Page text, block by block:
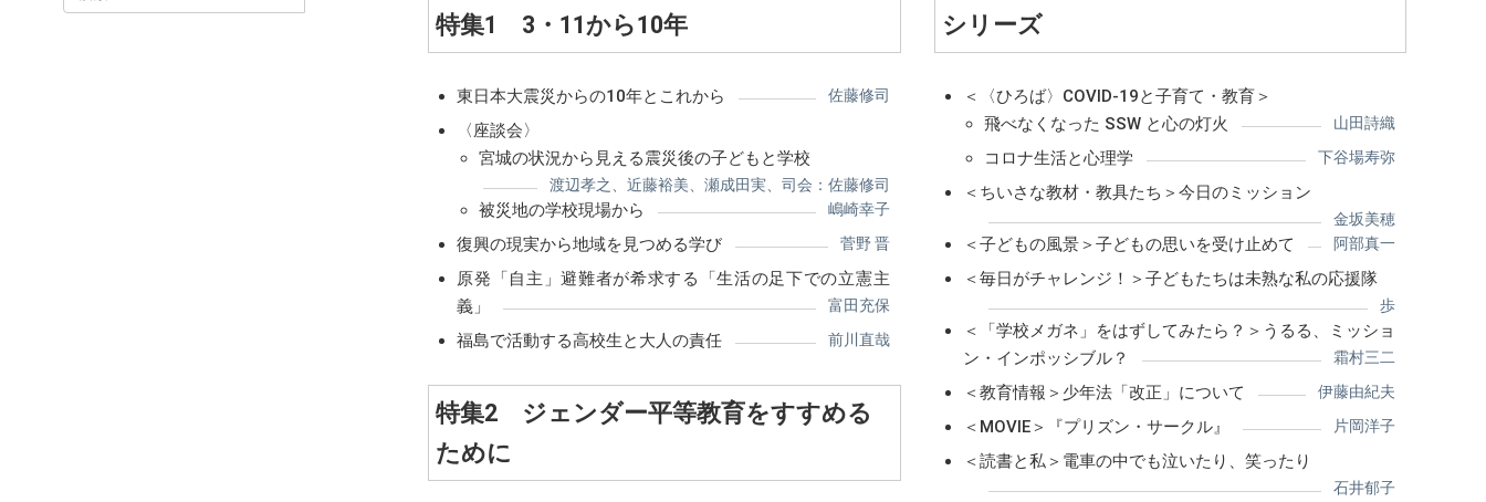
特集1 3・11から10年
東日本大震災からの10年とこれから 佐藤修司
〈座談会〉
宮城の状況から見える震災後の子どもと学校
渡辺孝之、近藤裕美、瀬成田実、司会：佐藤修司
被災地の学校現場から 嶋崎幸子
復興の現実から地域を見つめる学び 菅野 晋
原発「自主」避難者が希求する「生活の足下での立憲主
義」
富田充保
福島で活動する高校生と大人の責任 前川直哉
特集2 ジェンダー平等教育をすすめる
ために
シリーズ
＜〈ひろば〉COVID-19と子育て・教育＞
飛べなくなった SSW と心の灯火
山田詩織
コロナ生活と心理学 下谷場寿弥
＜ちいさな教材・教具たち＞今日のミッション
金坂美穂
＜子どもの風景＞子どもの思いを受け止めて 阿部真一
＜毎日がチャレンジ！＞子どもたちは未熟な私の応援隊
歩
＜「学校メガネ」をはずしてみたら？＞うるる、ミッショ
ン・インポッシブル？
霜村三二
＜教育情報＞少年法「改正」について 伊藤由紀夫
＜MOVIE＞『プリズン・サークル』 片岡洋子
＜読書と私＞電車の中でも泣いたり、笑ったり
石井郁子
索: